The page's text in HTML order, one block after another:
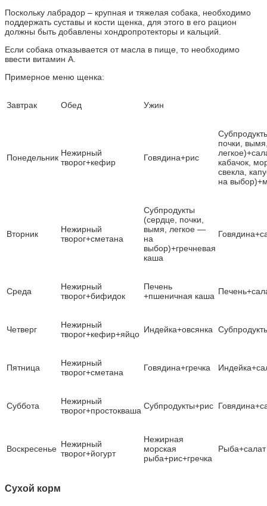
Поскольку лабрадор – крупная и тяжелая собака, необходимо
поддержать суставы и кости щенка, для этого в его рацион
должны быть добавлены хондропротекторы и кальций.
Если собака отказывается от масла в пище, то необходимо
ввести витамин А.
Примерное меню щенка:
Завтрак Обед Ужин
Понедельник Нежирный
творог+кефир
Говядина+рис
почки,
кабачок,
свекла,
на
Вторник
Нежирный
творог+сметана
Субпродукты
(сердце, почки,
вымя, легкое —
на
выбор)+гречневая
каша
Среда
Нежирный
творог+бифидок
Печень
+пшеничная каша
Четверг
Нежирный
творог+кефир+яйцо Индейка+овсянка
Пятница
Нежирный
творог+сметана
Говядина+гречка
Суббота
Нежирный
творог+простокваша Субпродукты+рис
Воскресенье Нежирный
творог+йогурт
Нежирная
морская
рыба+рис+гречка
Сухой корм